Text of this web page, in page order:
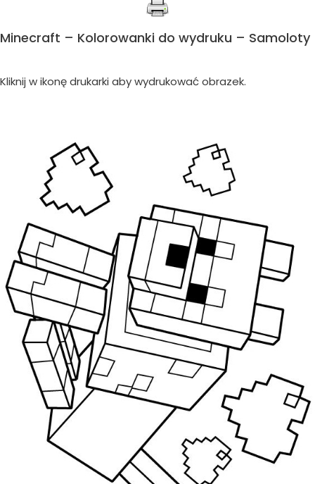
Minecraft – Kolorowanki do wydruku – Samoloty
Kliknij w ikonę drukarki aby wydrukować obrazek.